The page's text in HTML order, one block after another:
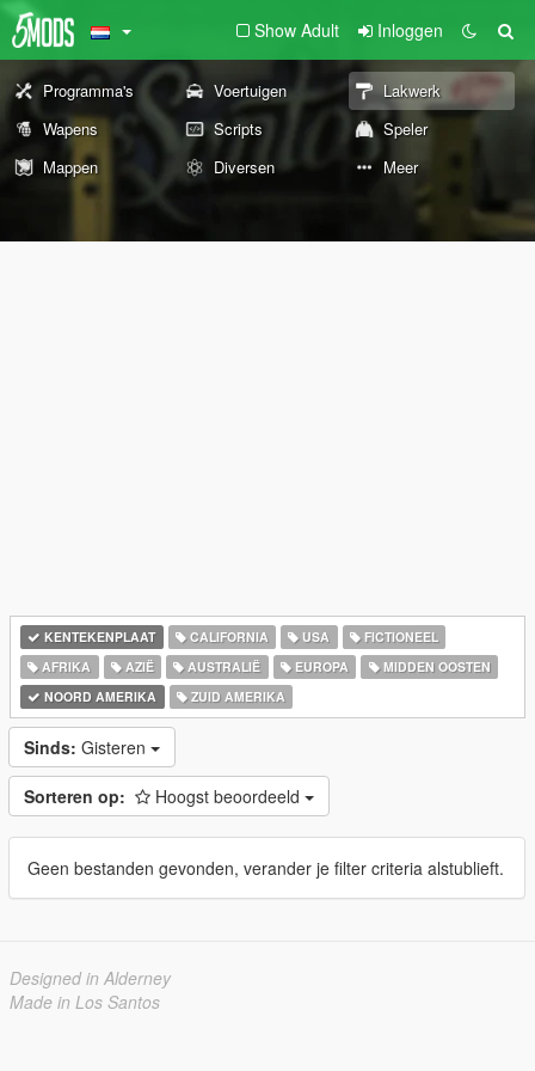
Show Adult Inloggen
Programma's Voertuigen
Lakwerk
Wapens
Scripts
Speler
Mappen
Diversen Meer
KENTEKENPLAAT CALIFORNIA USA
FICTIONEEL
AFRIKA
AZIË AUSTRALIË EUROPA
MIDDEN OOSTEN
NOORD AMERIKA
ZUID AMERIKA
Sinds: Gisteren
Sorteren op: Hoogst beoordeeld
Geen bestanden gevonden, verander je filter criteria alstublieft.
Designed in Alderney
Made in Los Santos